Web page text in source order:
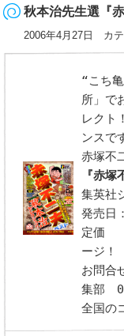
秋本治先生選『
2006年4月27日 カ
“こち
所」で
レクト
ンスで
赤塚不
『赤
集英社
発売日
定価
ージ！
お問合
集部
全国の